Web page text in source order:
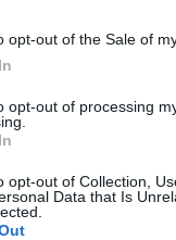
opt-out of the Sale of
opt-out of processing
opt-out of Collection,
Data that Is
puso en marcha la
en 1994 para
con la OTAN.